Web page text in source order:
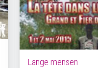
Lange mensen